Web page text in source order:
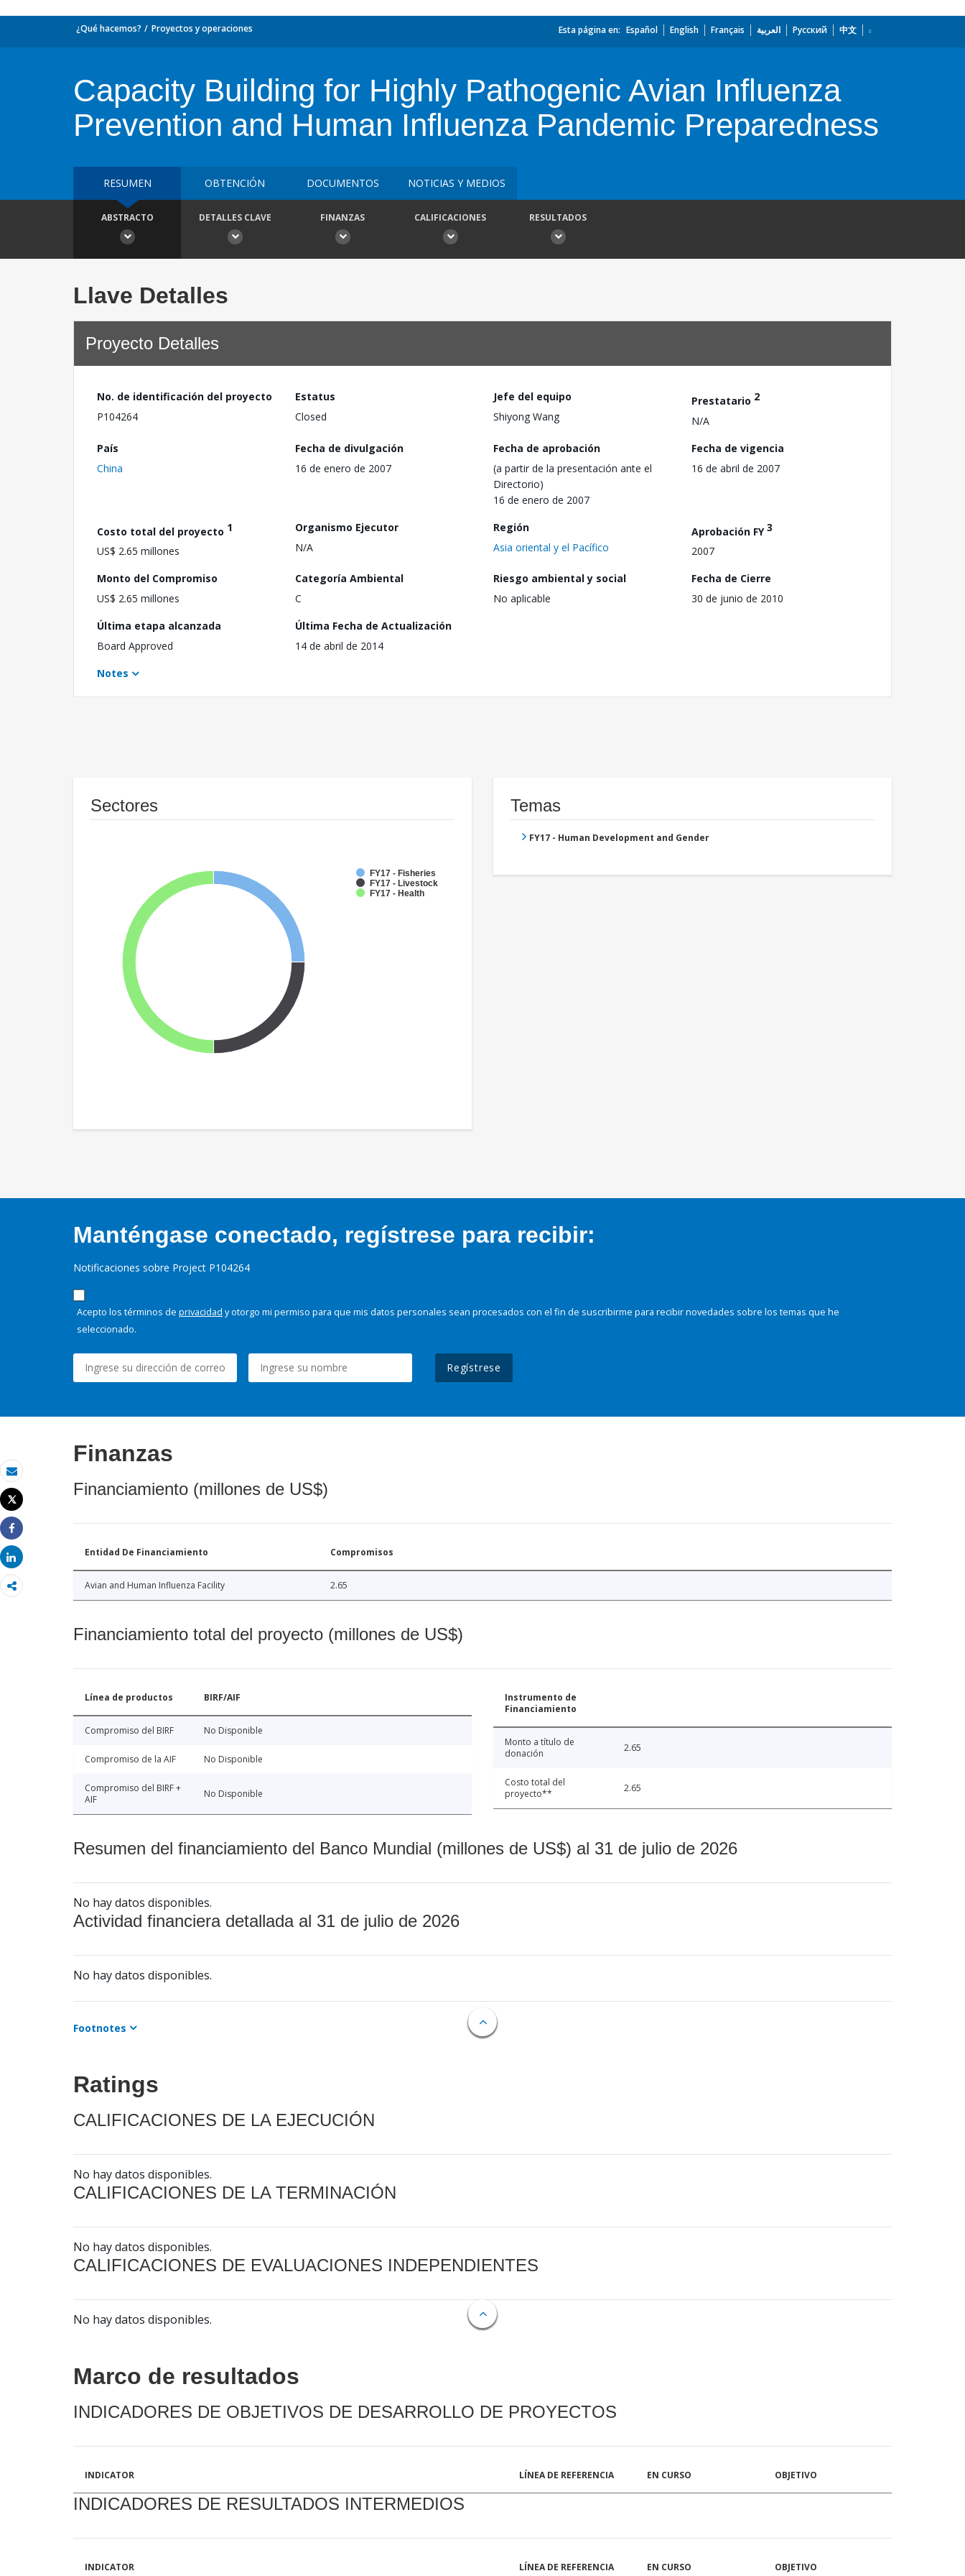
Correo electrónico
Imprimir
Tweet
Share
Share
¿Qué hacemos? Proyectos y operaciones Esta página en: Español English Français العربية Русский 中文
Capacity Building for Highly Pathogenic Avian Influenza
Prevention and Human Influenza Pandemic Preparedness
RESUMEN OBTENCIÓN DOCUMENTOS NOTICIAS Y MEDIOS
ABSTRACTO DETALLES CLAVE FINANZAS CALIFICACIONES RESULTADOS
Llave Detalles
Proyecto Detalles
No. de identificación del proyecto
P104264
Estatus
Closed
Jefe del equipo
Shiyong Wang
Prestatario 2
N/A
País
China
Fecha de divulgación
16 de enero de 2007
Fecha de aprobación
(a partir de la presentación ante el
Directorio)
16 de enero de 2007
Fecha de vigencia
16 de abril de 2007
Costo total del proyecto 1
US$ 2.65 millones
Organismo Ejecutor
N/A
Región
Asia oriental y el Pacífico
Aprobación FY3
2007
Monto del Compromiso
US$ 2.65 millones
Categoría Ambiental
C
Riesgo ambiental y social
No aplicable
Fecha de Cierre
30 de junio de 2010
Última etapa alcanzada
Board Approved
Última Fecha de Actualización
14 de abril de 2014
Notes
Sectores
FY17 - Fisheries
FY17 - Livestock
FY17 - Health
Temas
FY17 - Human Development and Gender
Manténgase conectado, regístrese para recibir:
Notificaciones sobre Project P104264
Acepto los términos de privacidad y otorgo mi permiso para que mis datos personales sean procesados con el fin de suscribirme para recibir novedades sobre los temas que he
seleccionado.
Regístrese
Finanzas
Financiamiento (millones de US$)
Entidad De Financiamiento Compromisos
Avian and Human Influenza Facility 2.65
Financiamiento total del proyecto (millones de US$)
Línea de productos BIRF/AIF
Compromiso del BIRF No Disponible
Compromiso de la AIF No Disponible
Compromiso del BIRF +
AIF
No Disponible
Instrumento de
Financiamiento
Monto a título de
donación
2.65
Costo total del
proyecto**
2.65
Resumen del financiamiento del Banco Mundial (millones de US$) al 31 de julio de 2026
No hay datos disponibles.
Actividad financiera detallada al 31 de julio de 2026
No hay datos disponibles.
Footnotes
Ratings
CALIFICACIONES DE LA EJECUCIÓN
No hay datos disponibles.
CALIFICACIONES DE LA TERMINACIÓN
No hay datos disponibles.
CALIFICACIONES DE EVALUACIONES INDEPENDIENTES
No hay datos disponibles.
Marco de resultados
INDICADORES DE OBJETIVOS DE DESARROLLO DE PROYECTOS
INDICATOR LÍNEA DE REFERENCIA EN CURSO OBJETIVO
INDICADORES DE RESULTADOS INTERMEDIOS
INDICATOR LÍNEA DE REFERENCIA EN CURSO OBJETIVO